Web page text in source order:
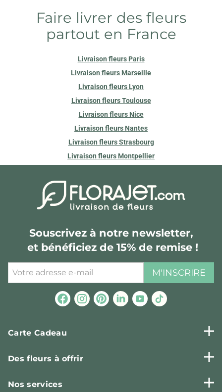
Faire livrer des fleurs
partout en France
Livraison fleurs Paris
Livraison fleurs Marseille
Livraison fleurs Lyon
Livraison fleurs Toulouse
Livraison fleurs Nice
Livraison fleurs Nantes
Livraison fleurs Strasbourg
Livraison fleurs Montpellier
Souscrivez à notre newsletter,
et bénéficiez de 15% de remise !
M'INSCRIRE
Carte Cadeau
Des fleurs à offrir
Nos services